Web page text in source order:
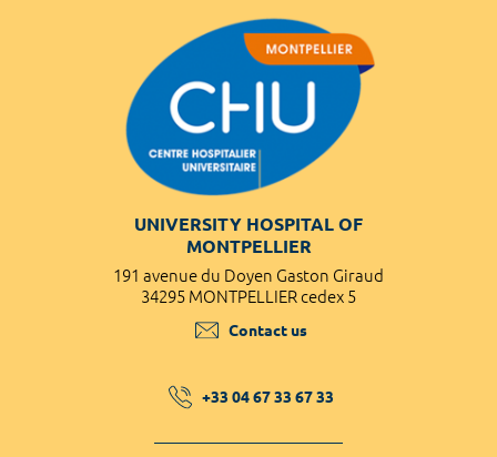
UNIVERSITY HOSPITAL OF
MONTPELLIER
191 avenue du Doyen Gaston Giraud
34295 MONTPELLIER cedex 5
Contact us
+33 04 67 33 67 33